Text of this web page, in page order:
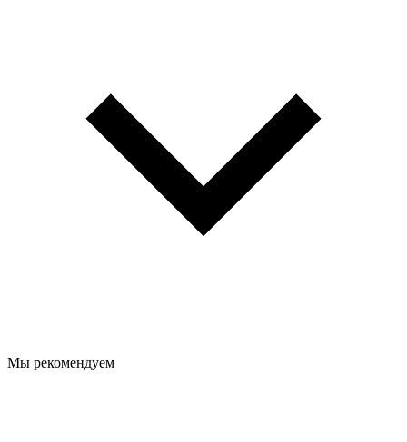
Мы рекомендуем